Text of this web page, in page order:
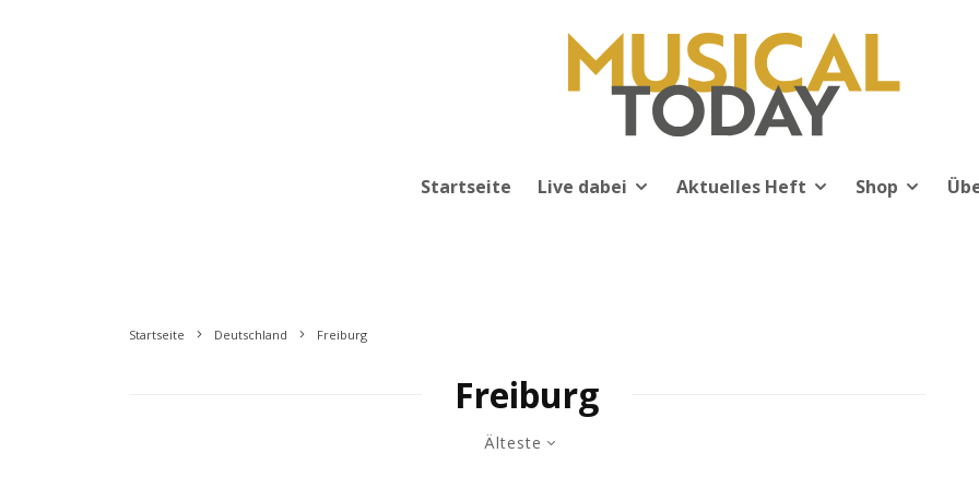
Startseite Live dabei Aktuelles Heft Shop
Startseite Deutschland Freiburg
Freiburg
Älteste